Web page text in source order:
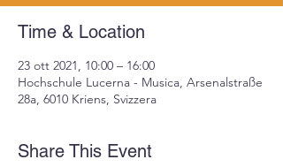
Time & Location
23 ott 2021, 10:00 – 16:00
Hochschule Lucerna - Musica, Arsenalstraße
28a, 6010 Kriens, Svizzera
Share This Event